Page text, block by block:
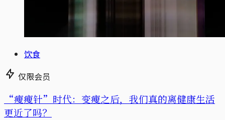
饮食
仅限会员
“瘦瘦针”时代：变瘦之后，我们真的离健康生活
更近了吗？